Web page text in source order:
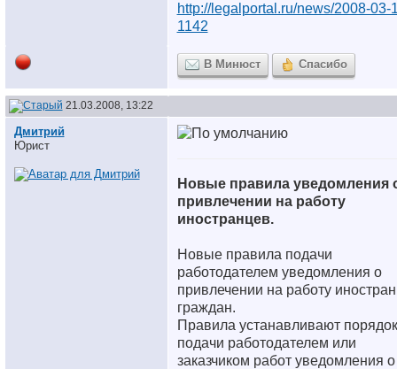
http://legalportal.ru/news/2008-03-
1142
В Минюст Спасибо
21.03.2008, 13:22
Дмитрий
Юрист
Новые правила уведомления
привлечении на работу
иностранцев.
Новые правила подачи
работодателем уведомления о
привлечении на работу
граждан.
Правила устанавливают порядок
подачи работодателем или
заказчиком работ уведомления о